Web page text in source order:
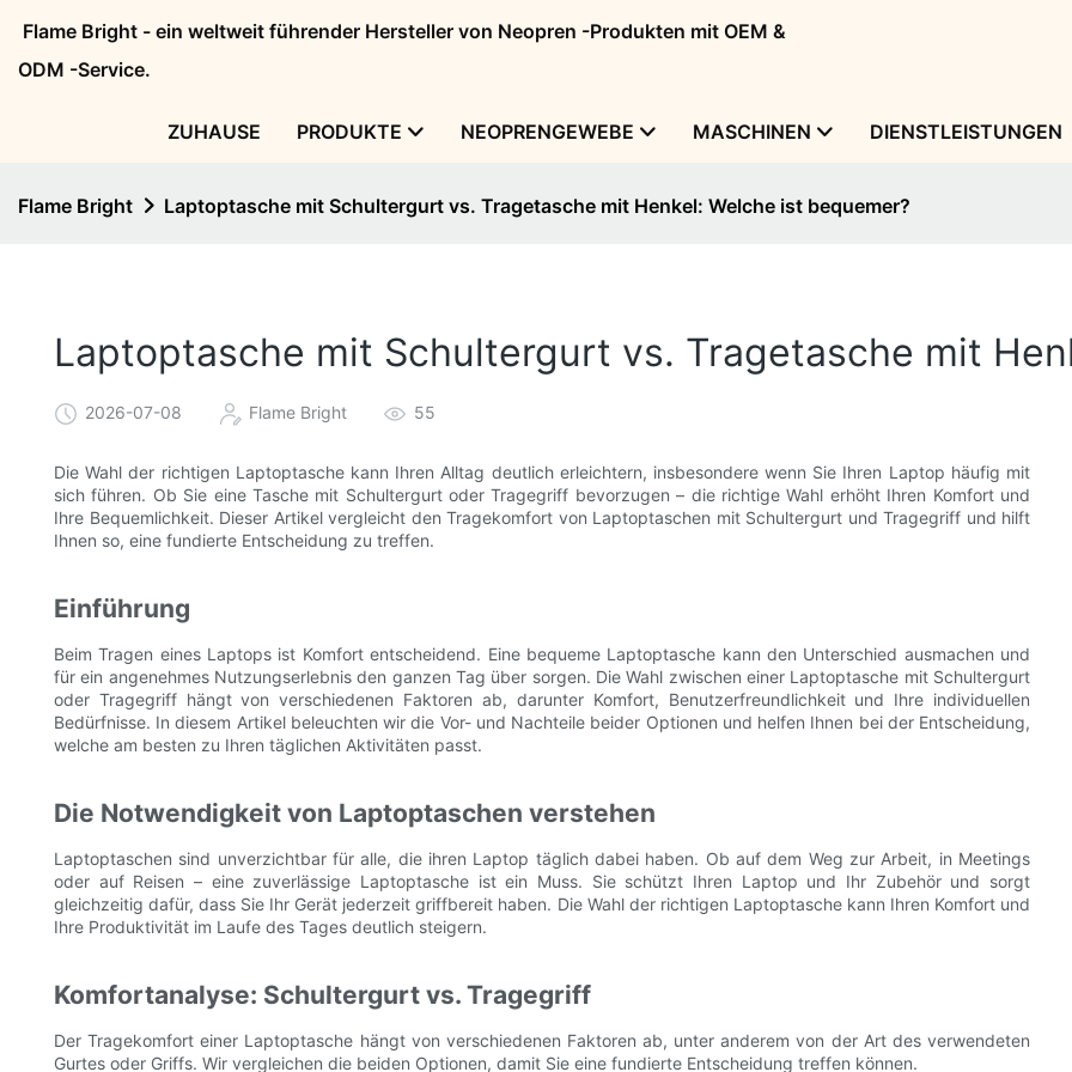
Flame Bright - ein weltweit führender Hersteller von Neopren -Produkten mit OEM &
ODM -Service.
ZUHAUSE PRODUKTE NEOPRENGEWEBE MASCHINEN DIENSTLEISTUNGEN
Flame Bright Laptoptasche mit Schultergurt vs. Tragetasche mit Henkel: Welche ist bequemer?
Laptoptasche mit Schultergurt vs. Tragetasche mit
2026-07-08 Flame Bright 55
Die Wahl der richtigen Laptoptasche kann Ihren Alltag deutlich erleichtern, insbesondere wenn Sie Ihren Laptop häufig mit
sich führen. Ob Sie eine Tasche mit Schultergurt oder Tragegriff bevorzugen – die richtige Wahl erhöht Ihren Komfort und
Ihre Bequemlichkeit. Dieser Artikel vergleicht den Tragekomfort von Laptoptaschen mit Schultergurt und Tragegriff und hilft
Ihnen so, eine fundierte Entscheidung zu treffen.
Einführung
Beim Tragen eines Laptops ist Komfort entscheidend. Eine bequeme Laptoptasche kann den Unterschied ausmachen und
für ein angenehmes Nutzungserlebnis den ganzen Tag über sorgen. Die Wahl zwischen einer Laptoptasche mit Schultergurt
oder Tragegriff hängt von verschiedenen Faktoren ab, darunter Komfort, Benutzerfreundlichkeit und Ihre individuellen
Bedürfnisse. In diesem Artikel beleuchten wir die Vor- und Nachteile beider Optionen und helfen Ihnen bei der Entscheidung,
welche am besten zu Ihren täglichen Aktivitäten passt.
Die Notwendigkeit von Laptoptaschen verstehen
Laptoptaschen sind unverzichtbar für alle, die ihren Laptop täglich dabei haben. Ob auf dem Weg zur Arbeit, in Meetings
oder auf Reisen – eine zuverlässige Laptoptasche ist ein Muss. Sie schützt Ihren Laptop und Ihr Zubehör und sorgt
gleichzeitig dafür, dass Sie Ihr Gerät jederzeit griffbereit haben. Die Wahl der richtigen Laptoptasche kann Ihren Komfort und
Ihre Produktivität im Laufe des Tages deutlich steigern.
Komfortanalyse: Schultergurt vs. Tragegriff
Der Tragekomfort einer Laptoptasche hängt von verschiedenen Faktoren ab, unter anderem von der Art des verwendeten
Gurtes oder Griffs. Wir vergleichen die beiden Optionen, damit Sie eine fundierte Entscheidung treffen können.